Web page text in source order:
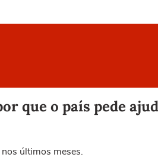
que o país pede
últimos meses.